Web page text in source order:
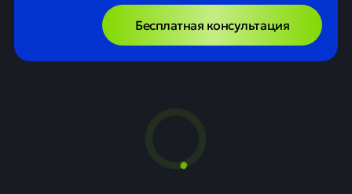
Бесплатная консультация
стратегии в сфере